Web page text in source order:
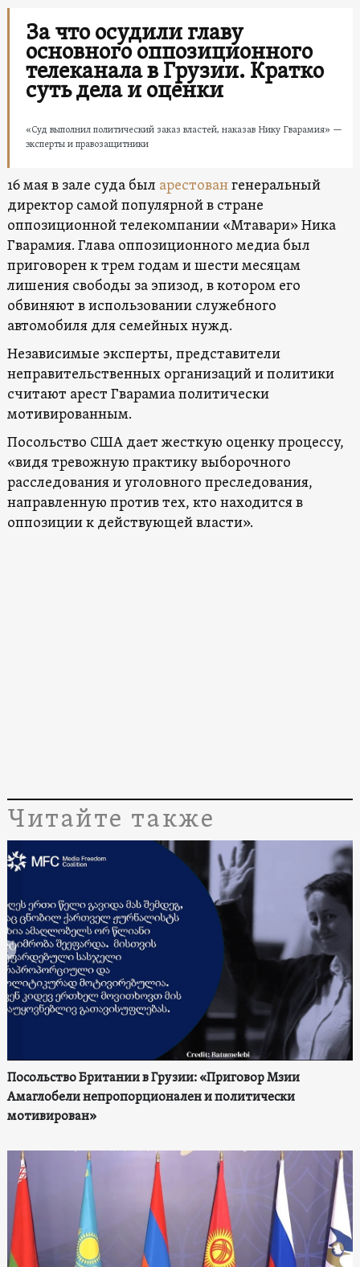
За что осудили главу
основного оппозиционного
телеканала в Грузии. Кратко
суть дела и оценки
«Суд выполнил политический заказ властей, наказав Нику Гварамия» —
эксперты и правозащитники
16 мая в зале суда был арестовангенеральный
директор самой популярной в стране
оппозиционной телекомпании «Мтавари» Ника
Гварамия. Глава оппозиционного медиа был
приговорен к трем годам и шести месяцам
лишения свободы за эпизод, в котором его
обвиняют в использовании служебного
автомобиля для семейных нужд.
Независимые эксперты, представители
неправительственных организаций и политики
считают арест Гварамиа политически
мотивированным.
Посольство США дает жесткую оценку процессу,
«видя тревожную практику выборочного
расследования и уголовного преследования,
направленную против тех, кто находится в
оппозиции к действующей власти».
Читайте также
Посольство Британии в Грузии: «Приговор Мзии
Амаглобели непропорционален и политически
мотивирован»